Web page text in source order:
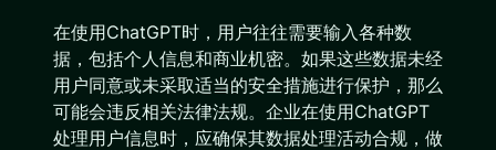
在使用ChatGPT时，用户往往需要输入各种数
据，包括个人信息和商业机密。如果这些数据未经
用户同意或未采取适当的安全措施进行保护，那么
可能会违反相关法律法规。企业在使用ChatGPT
处理用户信息时，应确保其数据处理活动合规，做